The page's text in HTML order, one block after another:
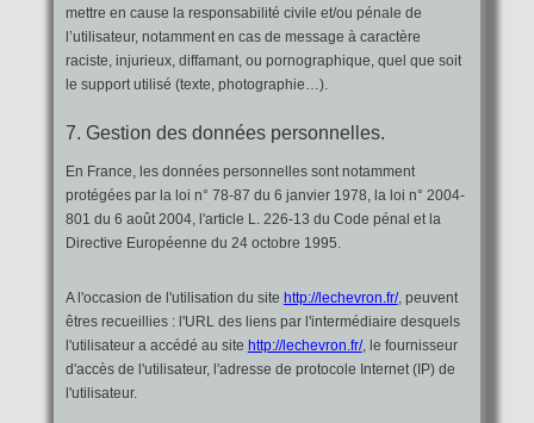
mettre en cause la responsabilité civile et/ou pénale de
l’utilisateur, notamment en cas de message à caractère
raciste, injurieux, diffamant, ou pornographique, quel que soit
le support utilisé (texte, photographie…).
7. Gestion des données personnelles.
En France, les données personnelles sont notamment
protégées par la loi n° 78-87 du 6 janvier 1978, la loi n° 2004-
801 du 6 août 2004, l'article L. 226-13 du Code pénal et la
Directive Européenne du 24 octobre 1995.
A l'occasion de l'utilisation du site http://lechevron.fr/, peuvent
êtres recueillies : l'URL des liens par l'intermédiaire desquels
l'utilisateur a accédé au site http://lechevron.fr/, le fournisseur
d'accès de l'utilisateur, l'adresse de protocole Internet (IP) de
l'utilisateur.